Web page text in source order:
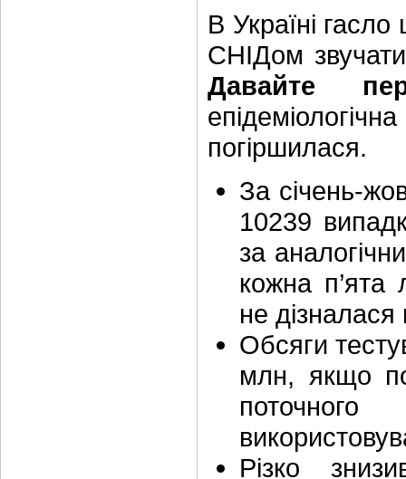
В Україні гасло
СНІДом
Давайте
погіршилася.
За січень-
10239
за
кожна п’ята
не дізналася
Обсяги
млн, якщо
Різко